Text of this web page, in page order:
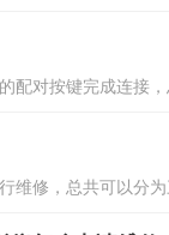
配对按键完成连接
维修，总共可以分